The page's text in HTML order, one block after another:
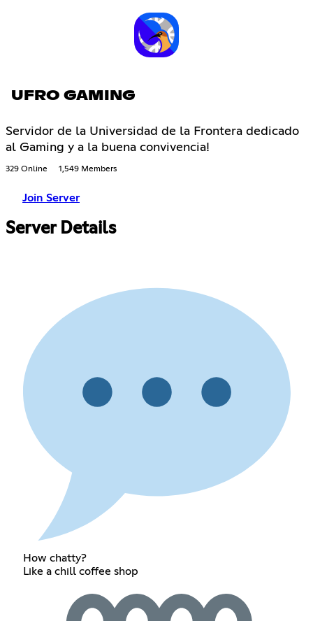
UFRO GAMING
Servidor de la Universidad de la Frontera dedicado
al Gaming y a la buena convivencia!
329 Online 1,549 Members
Join Server
Server Details
How chatty?
Like a chill coffee shop